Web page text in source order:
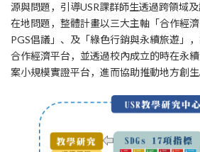
源與問題，引導USR課群師生透過跨領域
在地問題，整體計畫以三大主軸「合作經
PGS倡議」、及「綠色行銷與永續旅遊」
合作經濟平台，並透過校內成立的時在永
案小規模實證平台，進而協助推動地方創生